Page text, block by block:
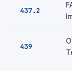
437.2
439